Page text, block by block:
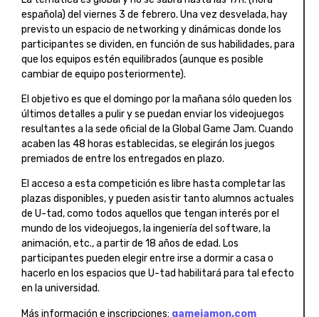
española) del viernes 3 de febrero. Una vez desvelada, hay
previsto un espacio de networking y dinámicas donde los
participantes se dividen, en función de sus habilidades, para
que los equipos estén equilibrados (aunque es posible
cambiar de equipo posteriormente).
El objetivo es que el domingo por la mañana sólo queden los
últimos detalles a pulir y se puedan enviar los videojuegos
resultantes a la sede oficial de la Global Game Jam. Cuando
acaben las 48 horas establecidas, se elegirán los juegos
premiados de entre los entregados en plazo.
El acceso a esta competición es libre hasta completar las
plazas disponibles, y pueden asistir tanto alumnos actuales
de U-tad, como todos aquellos que tengan interés por el
mundo de los videojuegos, la ingeniería del software, la
animación, etc., a partir de 18 años de edad. Los
participantes pueden elegir entre irse a dormir a casa o
hacerlo en los espacios que U-tad habilitará para tal efecto
en la universidad.
Más información e inscripciones: gamejamon.com